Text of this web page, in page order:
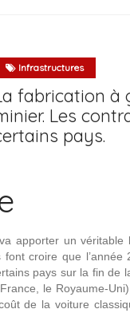
Infrastructures
fabrication à
Les
pays.
apporter un
font croire que
pays sur la fin de
le Royaume-
de la voiture